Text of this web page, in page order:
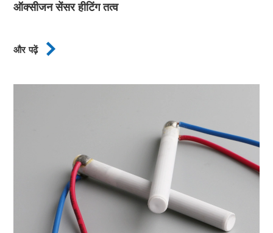
ऑक्सीजन सेंसर हीटिंग तत्व
और पढ़ें 